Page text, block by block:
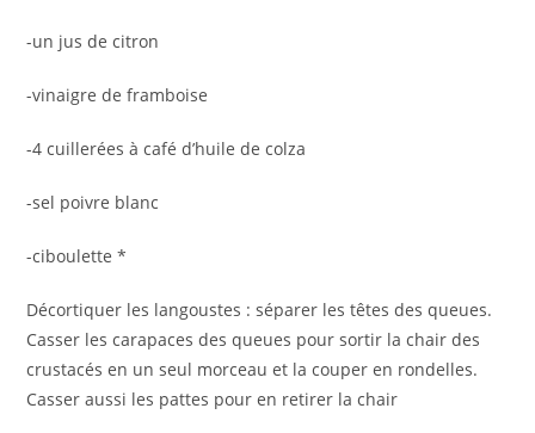
-un jus de citron
-vinaigre de framboise
-4 cuillerées à café d’huile de colza
-sel poivre blanc
-ciboulette *
Décortiquer les langoustes : séparer les têtes des queues.
Casser les carapaces des queues pour sortir la chair des
crustacés en un seul morceau et la couper en rondelles.
Casser aussi les pattes pour en retirer la chair